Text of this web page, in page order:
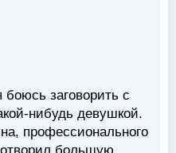
заговорить с
нибудь девушкой.
профессионального